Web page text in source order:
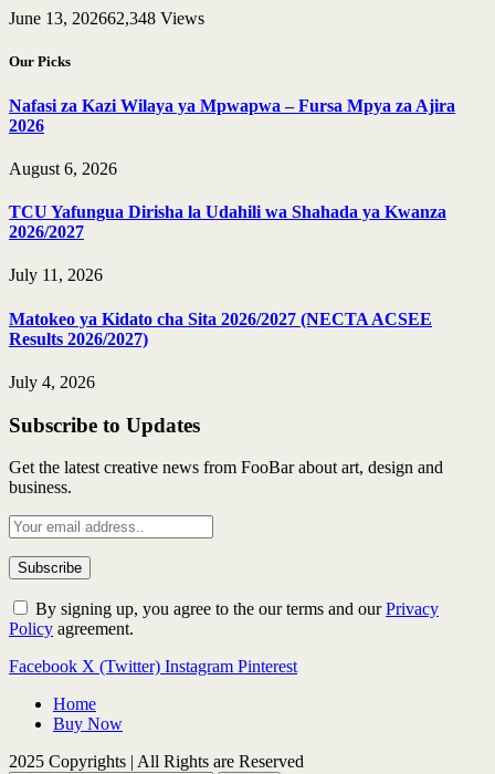
June 13, 202662,348 Views
Our Picks
Nafasi za Kazi Wilaya ya Mpwapwa – Fursa Mpya za Ajira
2026
August 6, 2026
TCU Yafungua Dirisha la Udahili wa Shahada ya Kwanza
2026/2027
July 11, 2026
Matokeo ya Kidato cha Sita 2026/2027 (NECTA ACSEE
Results 2026/2027)
July 4, 2026
Subscribe to Updates
Get the latest creative news from FooBar about art, design and
business.
By signing up, you agree to the our terms and ourPrivacy
Policy agreement.
Facebook X (Twitter) Instagram Pinterest
Home
Buy Now
2025 Copyrights | All Rights are Reserved